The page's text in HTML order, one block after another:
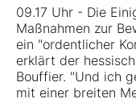
09.17 Uhr - Die
Maßnahmen zur
ein "ordentlicher
erklärt der
Bouffier. "Und ich
mit einer breiten